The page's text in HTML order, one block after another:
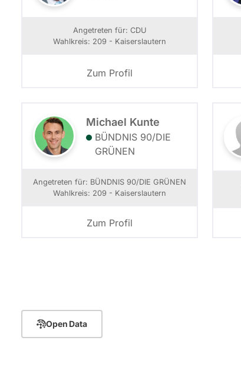
Angetreten für: CDU
Wahlkreis: 209 - Kaiserslautern
Zum Profil
Michael Kunte
BÜNDNIS 90/­DIE
GRÜNEN
Angetreten für: BÜNDNIS 90/­DIE GRÜNEN
Wahlkreis: 209 - Kaiserslautern
Zum Profil
Open Data